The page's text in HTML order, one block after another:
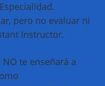
pero no evaluar ni
Instructor.
te enseñará a